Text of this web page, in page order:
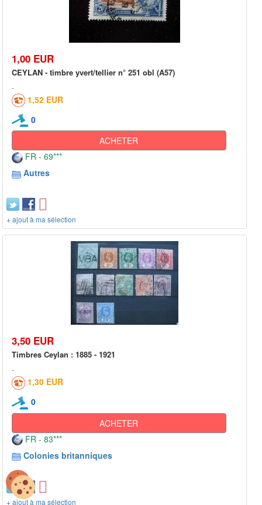
1,00 EUR
CEYLAN - timbre yvert/tellier n° 251 obl (A57)
1,52 EUR
0
ACHETER
FR - 69***
Autres
+ ajout à ma sélection
3,50 EUR
Timbres Ceylan : 1885 - 1921
1,30 EUR
0
ACHETER
FR - 83***
Colonies britanniques
+ ajout à ma sélection